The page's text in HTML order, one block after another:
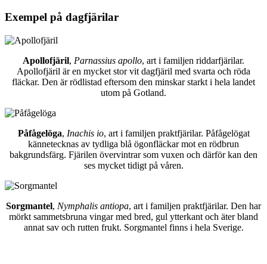
Exempel på dagfjärilar
Apollofjäril, Parnassius apollo, art i familjen riddarfjärilar.
Apollofjäril är en mycket stor vit dagfjäril med svarta och röda
fläckar. Den är rödlistad eftersom den minskar starkt i hela landet
utom på Gotland.
Påfågelöga, Inachis io, art i familjen praktfjärilar. Påfågelögat
kännetecknas av tydliga blå ögonfläckar mot en rödbrun
bakgrundsfärg. Fjärilen övervintrar som vuxen och därför kan den
ses mycket tidigt på våren.
Sorgmantel, Nymphalis antiopa, art i familjen praktfjärilar. Den har
mörkt sammetsbruna vingar med bred, gul ytterkant och äter bland
annat sav och rutten frukt. Sorgmantel finns i hela Sverige.